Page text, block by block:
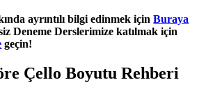
ayrıntılı bilgi edinmek içinBuraya
Deneme Derslerimize katılmak için
geçin!
Çello Boyutu Rehberi